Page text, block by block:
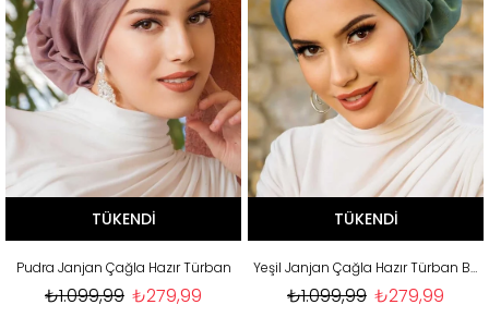
TÜKENDI
Pudra Janjan Çağla Hazır Türban
₺279,99
₺1.099,99
TÜKENDI
Yeşil Janjan Çağla Hazır Türban Bone
₺279,99
₺1.099,99